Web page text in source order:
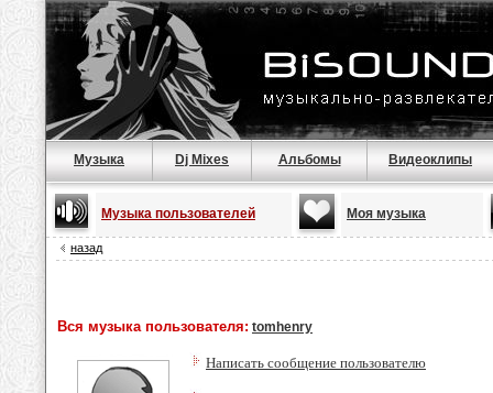
Музыка Dj Mixes Альбомы Видеоклипы
Музыка пользователей Моя музыка
назад
Вся музыка пользователя: tomhenry
Написать сообщение пользователю